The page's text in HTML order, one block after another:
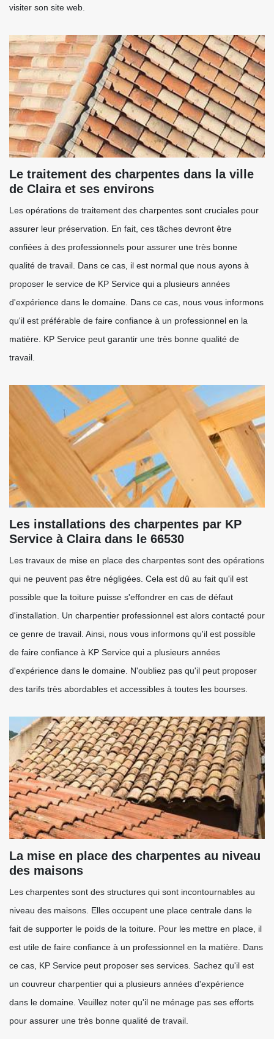
visiter son site web.
Le traitement des charpentes dans la ville
de Claira et ses environs
Les opérations de traitement des charpentes sont cruciales pour
assurer leur préservation. En fait, ces tâches devront être
confiées à des professionnels pour assurer une très bonne
qualité de travail. Dans ce cas, il est normal que nous ayons à
proposer le service de KP Service qui a plusieurs années
d'expérience dans le domaine. Dans ce cas, nous vous informons
qu'il est préférable de faire confiance à un professionnel en la
matière. KP Service peut garantir une très bonne qualité de
travail.
Les installations des charpentes par KP
Service à Claira dans le 66530
Les travaux de mise en place des charpentes sont des opérations
qui ne peuvent pas être négligées. Cela est dû au fait qu'il est
possible que la toiture puisse s'effondrer en cas de défaut
d'installation. Un charpentier professionnel est alors contacté pour
ce genre de travail. Ainsi, nous vous informons qu'il est possible
de faire confiance à KP Service qui a plusieurs années
d'expérience dans le domaine. N'oubliez pas qu'il peut proposer
des tarifs très abordables et accessibles à toutes les bourses.
La mise en place des charpentes au niveau
des maisons
Les charpentes sont des structures qui sont incontournables au
niveau des maisons. Elles occupent une place centrale dans le
fait de supporter le poids de la toiture. Pour les mettre en place, il
est utile de faire confiance à un professionnel en la matière. Dans
ce cas, KP Service peut proposer ses services. Sachez qu'il est
un couvreur charpentier qui a plusieurs années d'expérience
dans le domaine. Veuillez noter qu'il ne ménage pas ses efforts
pour assurer une très bonne qualité de travail.